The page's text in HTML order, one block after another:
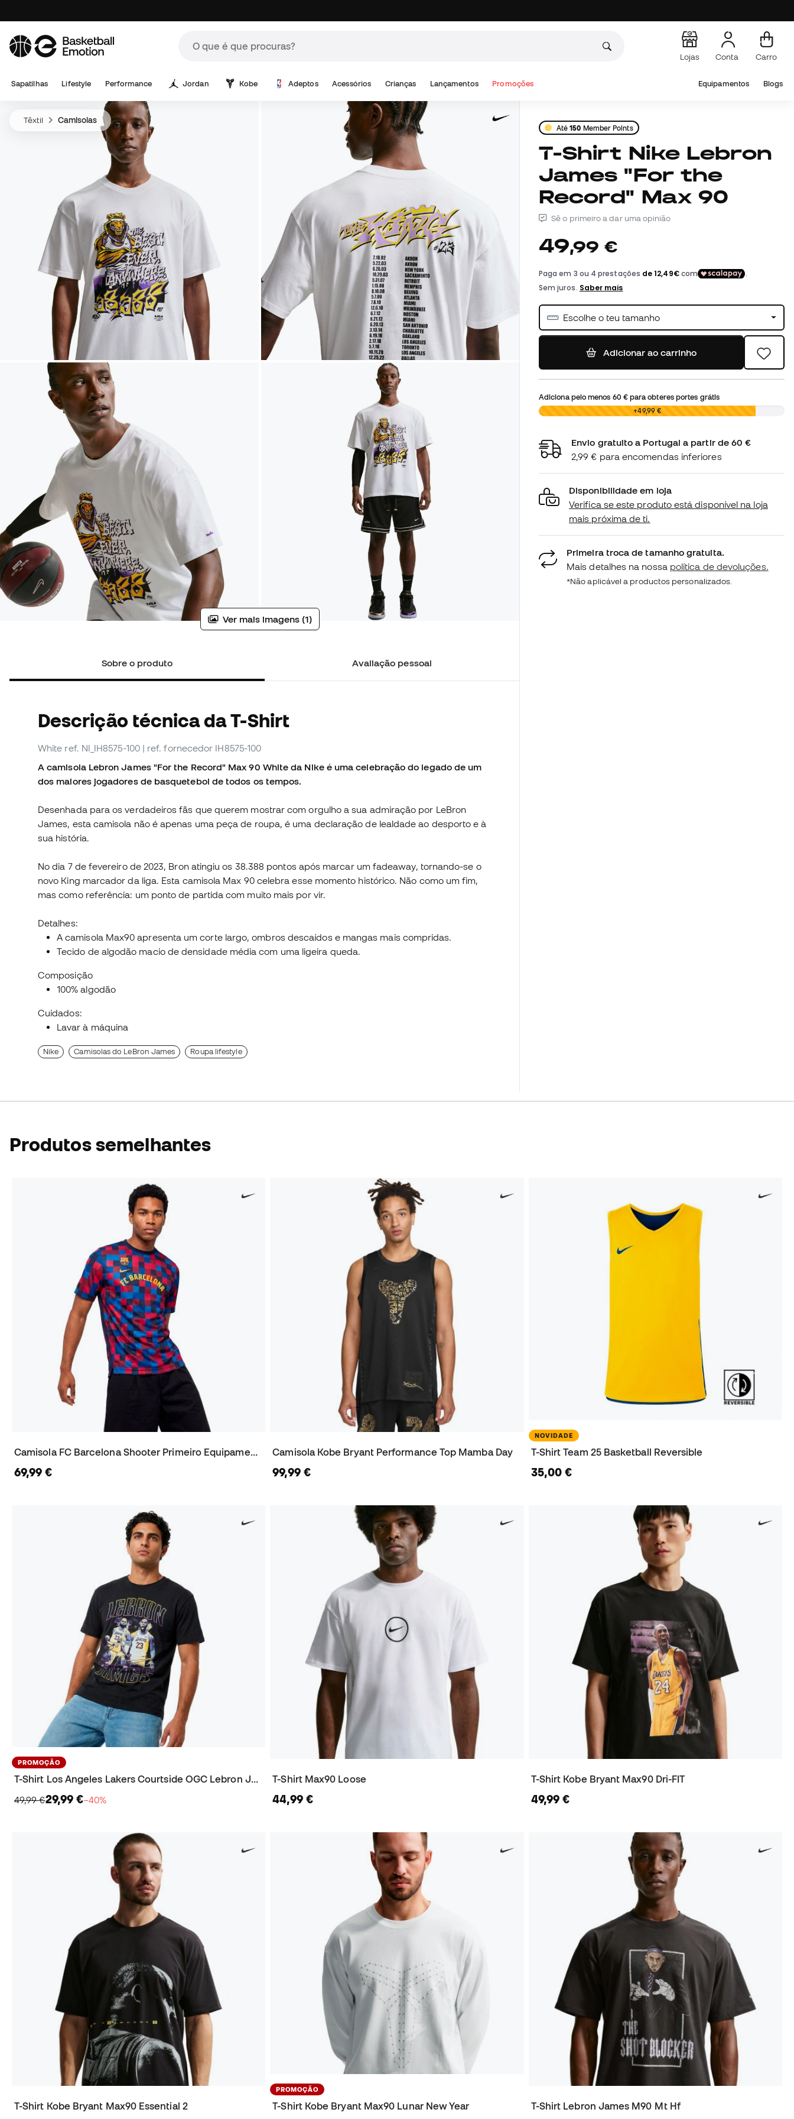
Lojas Conta Carro
Sapatilhas Lifestyle Performance Jordan Kobe Adeptos Acessórios Crianças Lançamentos Promoções Equipamentos Blogs
Têxtil Camisolas
Ver mais imagens (1)
Sobre o produto Avaliação pessoal
Descrição técnica da T-Shirt
White ref. NI_IH8575-100 | ref. fornecedor IH8575-100
A camisola Lebron James "For the Record" Max 90 White da Nike é uma celebração do legado de um
dos maiores jogadores de basquetebol de todos os tempos.
Desenhada para os verdadeiros fãs que querem mostrar com orgulho a sua admiração por LeBron
James, esta camisola não é apenas uma peça de roupa, é uma declaração de lealdade ao desporto e à
sua história.
No dia 7 de fevereiro de 2023, Bron atingiu os 38.388 pontos após marcar um fadeaway, tornando-se o
novo King marcador da liga. Esta camisola Max 90 celebra esse momento histórico. Não como um fim,
mas como referência: um ponto de partida com muito mais por vir.
Detalhes:
A camisola Max90 apresenta um corte largo, ombros descaídos e mangas mais compridas.
Tecido de algodão macio de densidade média com uma ligeira queda.
Composição
100% algodão
Cuidados:
Lavar à máquina
Nike Camisolas do LeBron James Roupa lifestyle
Até150 Member Points
T-Shirt Nike Lebron
James "For the
Record" Max 90
Sê o primeiro a dar uma opinião
49,99 €
Escolhe o teu tamanho
Adicionar ao carrinho
Adiciona pelo menos 60 €para obteres portes grátis
0,00 € +49,99 €
Envio gratuito a Portugal a partir de 60 €
2,99 € para encomendas inferiores
Disponibilidade em loja
Verifica se este produto está disponível na loja
mais próxima de ti.
Primeira troca de tamanho gratuita.
Mais detalhes na nossa política de devoluções.
*Não aplicável a productos personalizados.
Produtos semelhantes
Camisola FC Barcelona Shooter Primeiro Equipamento 2026-2027
69,99 €
Camisola Kobe Bryant Performance Top Mamba Day
99,99 €
NOVIDADE
T-Shirt Team 25 Basketball Reversible
35,00 €
PROMOÇÃO
T-Shirt Los Angeles Lakers Courtside OGC Lebron James
49,99 €29,99 €−40%
T-Shirt Max90 Loose
44,99 €
T-Shirt Kobe Bryant Max90 Dri-FIT
49,99 €
T-Shirt Kobe Bryant Max90 Essential 2
PROMOÇÃO
T-Shirt Kobe Bryant Max90 Lunar New Year T-Shirt Lebron James M90 Mt Hf